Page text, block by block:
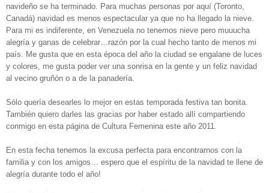
navideño se ha terminado. Para muchas personas por aquí (Toronto,
Canadá) navidad es menos espectacular ya que no ha llegado la nieve.
Para mi es indiferente, en Venezuela no tenemos nieve pero muuucha
alegría y ganas de celebrar…razón por la cual hecho tanto de menos mi
país. Me gusta que en esta época del año la ciudad se engalane de luces
y colores, me gusta poder ver una sonrisa en la gente y un feliz navidad
al vecino gruñón o a de la panadería.
Sólo quería desearles lo mejor en estas temporada festiva tan bonita.
También quiero darles las gracias por haber estado allí compartiendo
conmigo en esta página de Cultura Femenina este año 2011.
En esta fecha tenemos la excusa perfecta para encontrarnos con la
familia y con los amigos… espero que el espíritu de la navidad te llene de
alegría durante todo el año!